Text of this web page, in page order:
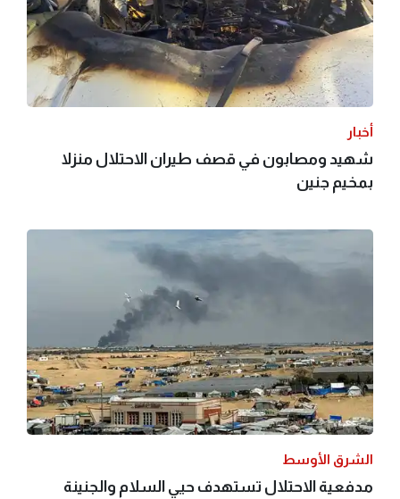
أخبار
شهيد ومصابون في قصف طيران الاحتلال منزلا
بمخيم جنين
الشرق الأوسط
مدفعية الاحتلال تستهدف حيي السلام والجنينة